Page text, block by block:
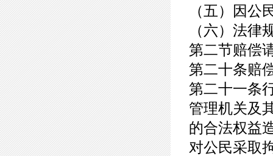
（五）因公
（六）法律
第二节赔偿
第二十条赔
第二十一条
管理机关及
的合法权益
对公民采取